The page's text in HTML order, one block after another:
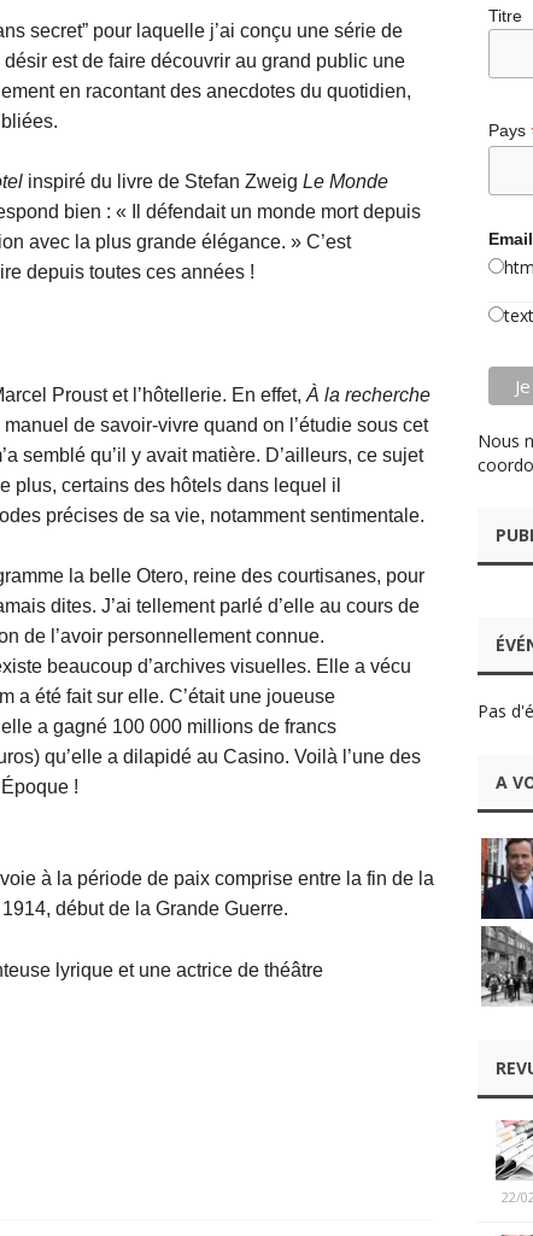
secret” pour laquelle j’ai conçu une série de
est de faire découvrir au grand public une
en racontant des anecdotes du quotidien,
inspiré du livre de Stefan Zweig Le Monde
bien : « Il défendait un monde mort depuis
avec la plus grande élégance. » C’est
depuis toutes ces années !
Proust et l’hôtellerie. En effet, À la recherche
de savoir-vivre quand on l’étudie sous cet
semblé qu’il y avait matière. D’ailleurs, ce sujet
plus, certains des hôtels dans lequel il
précises de sa vie, notamment sentimentale.
la belle Otero, reine des courtisanes, pour
dites. J’ai tellement parlé d’elle au cours de
de l’avoir personnellement connue.
beaucoup d’archives visuelles. Elle a vécu
a été fait sur elle. C’était une joueuse
a gagné 100 000 millions de francs
qu’elle a dilapidé au Casino. Voilà l’une des
!
à la période de paix comprise entre la fin de la
début de la Grande Guerre.
lyrique et une actrice de théâtre
Titre
Pays
text
Nous
Pas
A
22/